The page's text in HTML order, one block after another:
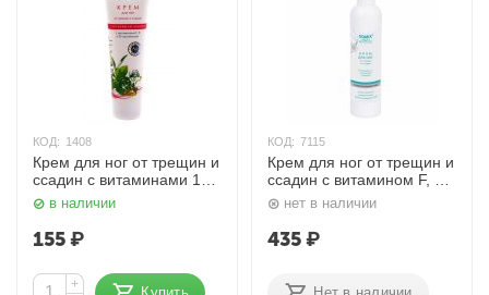
КОД: 1408
Крем для ног от трещин и
ссадин с витаминами 100
мл. Domix
в наличии
155₽
+
КОД: 7115
Крем для ног от трещин и
ссадин с витамином F, E,
D-пантенолом и
коллоидным серебром
"Серебряная линия" 250
мл. Domix
нет в наличии
435₽